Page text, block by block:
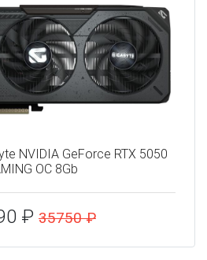
NVIDIA GeForce RTX 5050
OC 8Gb
₽ 35750 ₽